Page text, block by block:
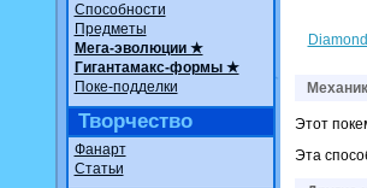
Способности
Предметы
Мега-эволюции ★
Гигантамакс-формы ★
Поке-подделки
Творчество
Фанарт
Статьи
Этот
Эта